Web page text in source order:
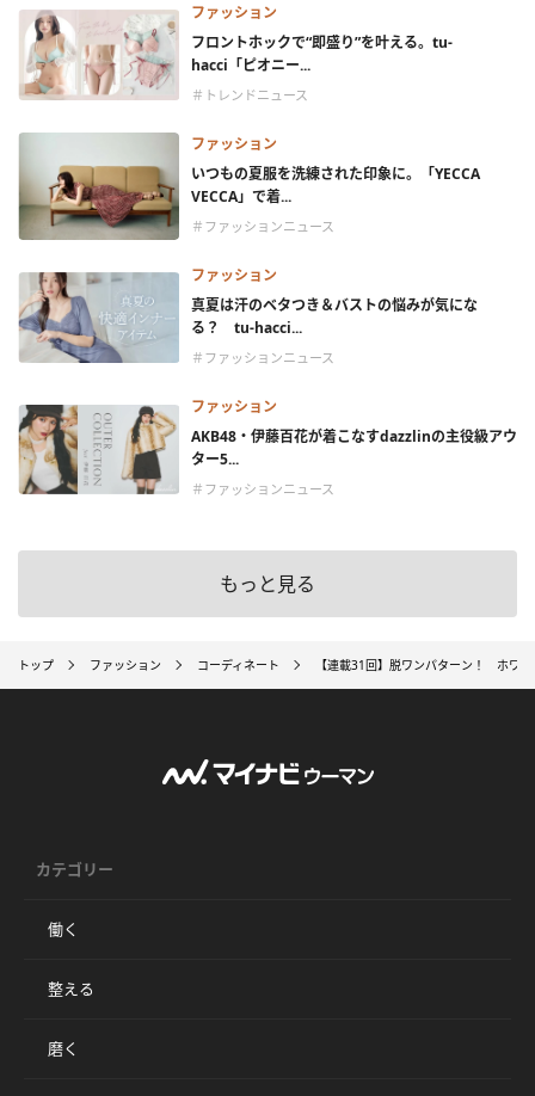
ファッション
フロントホックで“即盛り”を叶える。tu-
hacci「ピオニー...
＃トレンドニュース
ファッション
いつもの夏服を洗練された印象に。「YECCA
VECCA」で着...
＃ファッションニュース
ファッション
真夏は汗のベタつき＆バストの悩みが気にな
る？ tu-hacci...
＃ファッションニュース
ファッション
AKB48・伊藤百花が着こなすdazzlinの主役級アウ
ター5...
＃ファッションニュース
もっと見る
トップ ファッション コーディネート 【連載31回】脱ワンパターン！ ホワ
カテゴリー
働く
整える
磨く